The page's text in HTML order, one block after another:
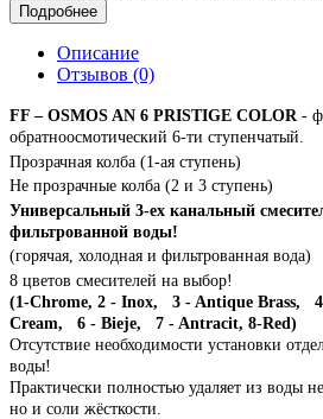
Подробнее
Описание
Отзывов (0)
FF – OSMOS AN 6 PRISTIGE COLOR -
обратноосмотический 6-ти ступенчатый.
Прозрачная колба (1-ая ступень)
Не прозрачные колба (2 и 3 ступень)
Универсальный 3-ех канальный
фильтрованной воды!
(горячая, холодная и фильтрованная вода)
8 цветов смесителей на выбор!
(1-Chrome, 2 - Inox, 3 - Antique Brass,
Cream, 6 - Bieje, 7 - Antracit, 8-Red)
Отсутствие необходимости установки
воды!
Практически полностью удаляет из воды
но и соли жёсткости.